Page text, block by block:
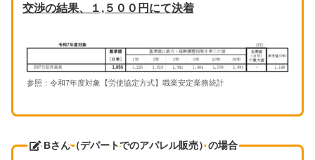
交渉の結果、１,５００円にて決着
参照：令和7年度対象【労使協定方式】職業安定業務統計
Bさん（デパートでのアパレル販売）の場合